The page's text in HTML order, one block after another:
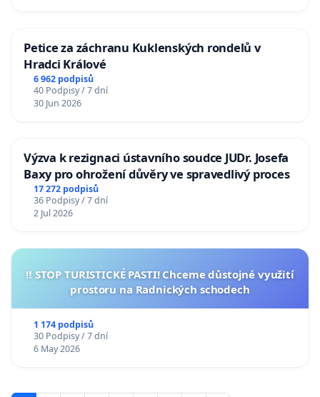
Petice za záchranu Kuklenských rondelů v
Hradci Králové
6 962 podpisů
40 Podpisy / 7 dní
30 Jun 2026
Výzva k rezignaci ústavního soudce JUDr. Josefa
Baxy pro ohrožení důvěry ve spravedlivý proces
17 272 podpisů
36 Podpisy / 7 dní
2 Jul 2026
‼️ STOP TURISTICKÉ PASTI! Chceme důstojné využití
prostoru na Radnických schodech
1 174 podpisů
30 Podpisy / 7 dní
6 May 2026